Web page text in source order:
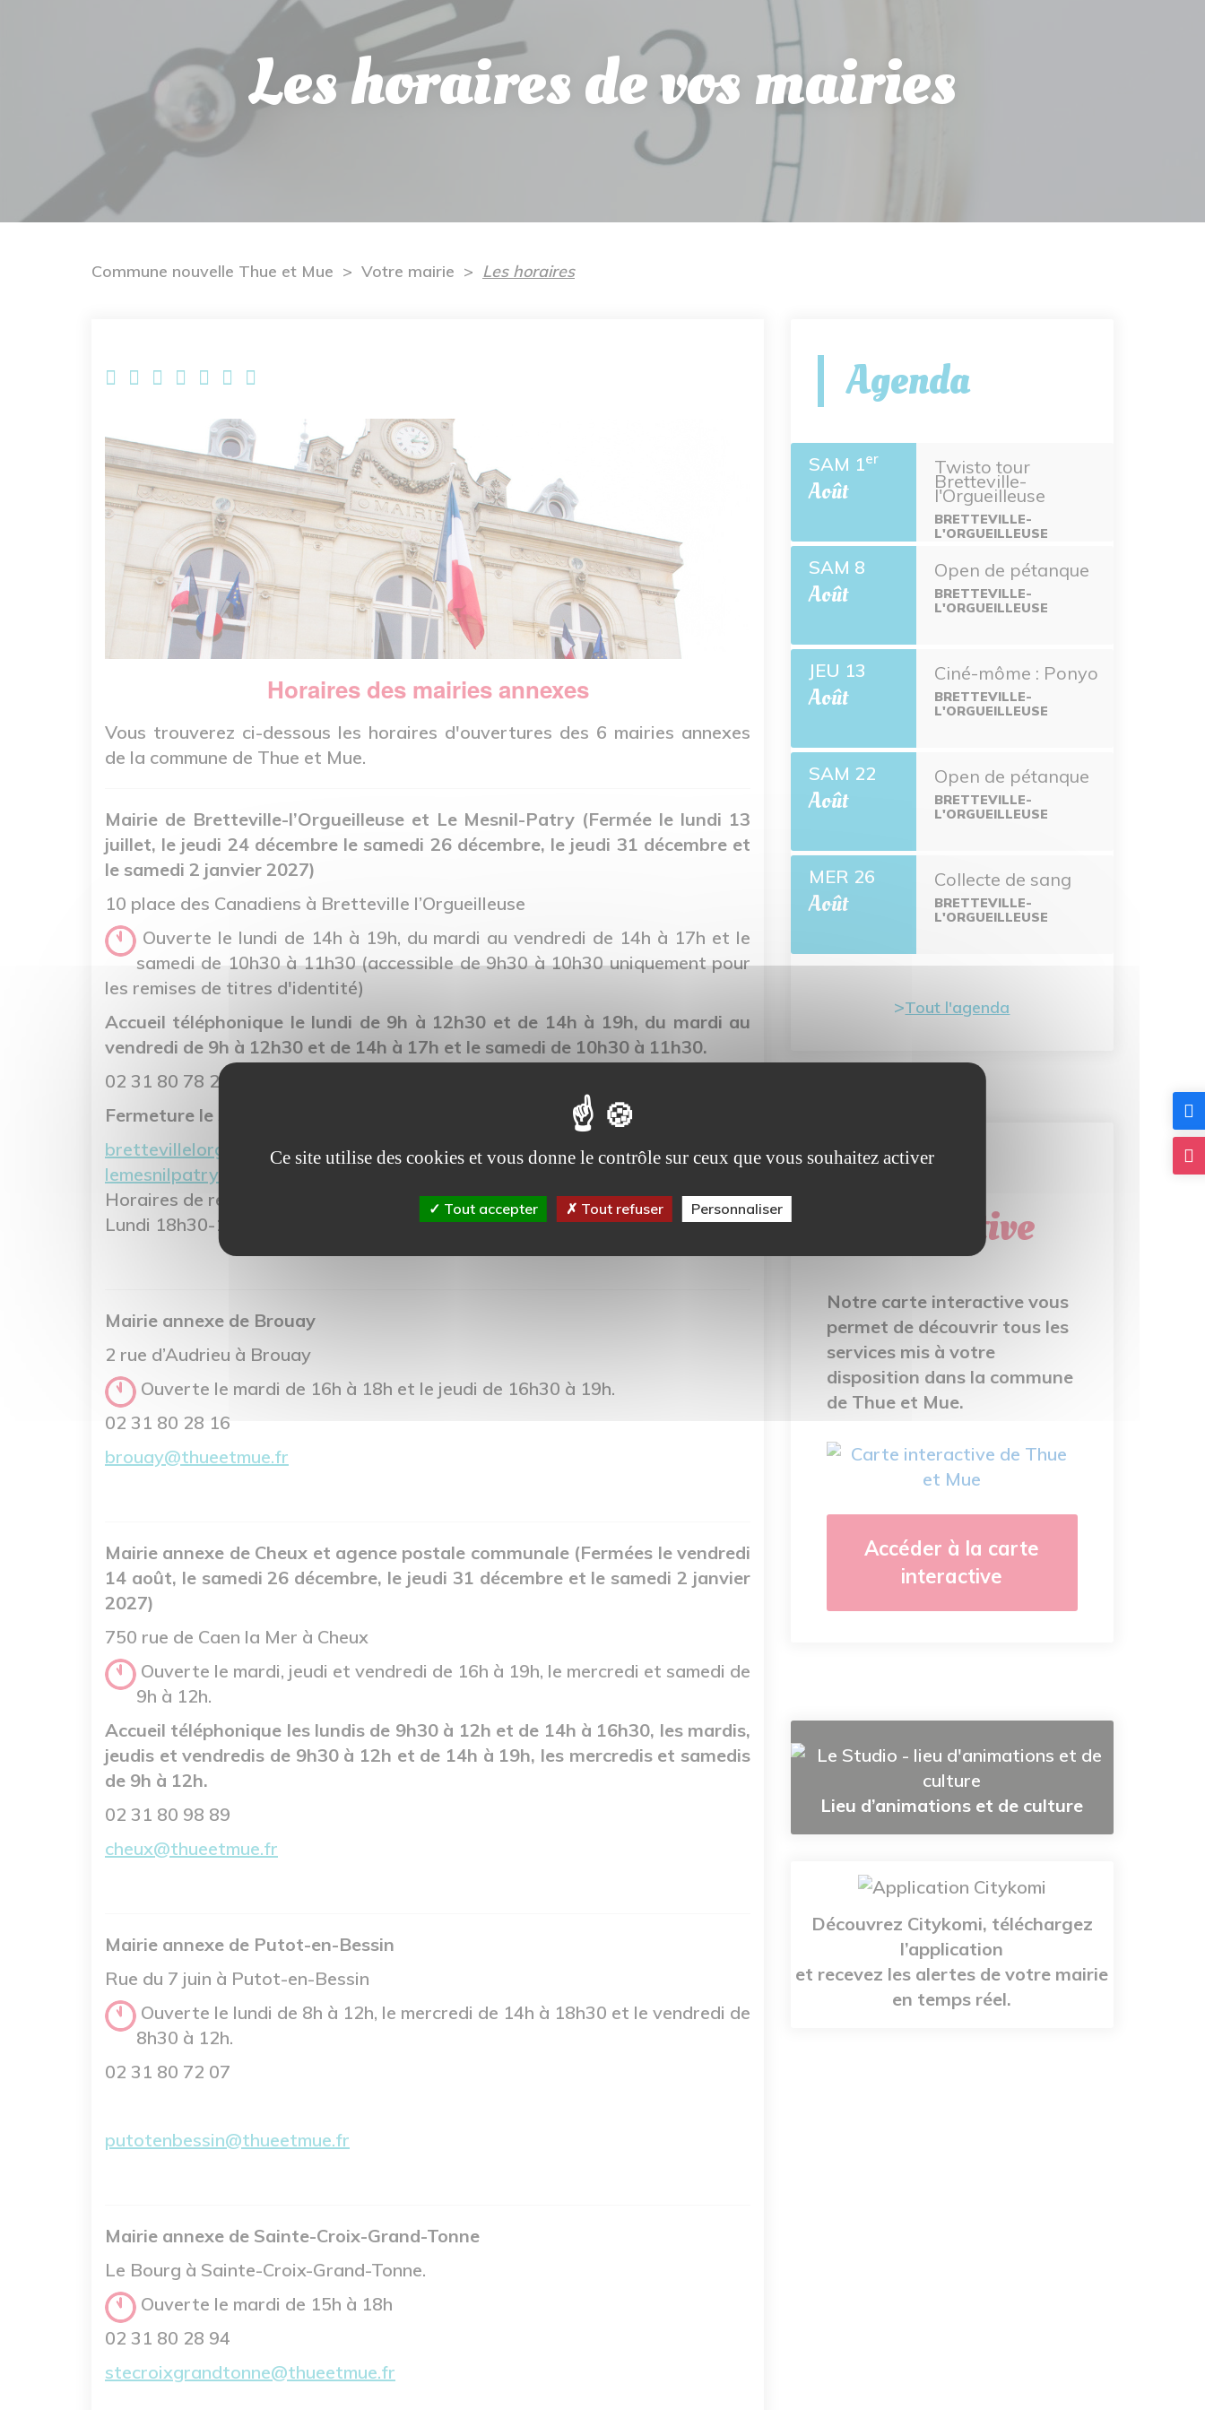
Les horaires de vos mairies
Commune nouvelle Thue et Mue Votre mairie Les horaires
Horaires des mairies annexes
Vous trouverez ci-dessous les horaires d'ouvertures des 6 mairies annexes
de la commune de Thue et Mue.
Mairie de Bretteville-l’Orgueilleuse et Le Mesnil-Patry (Fermée le lundi 13
juillet, le jeudi 24 décembre le samedi 26 décembre, le jeudi 31 décembre et
le samedi 2 janvier 2027)
10 place des Canadiens à Bretteville l’Orgueilleuse
Ouverte le lundi de 14h à 19h, du mardi au vendredi de 14h à 17h et le
samedi de 10h30 à 11h30 (accessible de 9h30 à 10h30 uniquement pour
les remises de titres d'identité)
Accueil téléphonique le lundi de9h à 12h30 et de 14h à 19h, du mardi au
vendredi de 9h à 12h30 et de 14h à 17h et le samedi de 10h30 à 11h30.
02 31 80 78 25
Fermeture le samedi du 11 juillet 2026 au 22 août 2026.
brettevillelorg@thueetmue.fr
lemesnilpatry@thueetmue.fr
Horaires de remise des titres d'identité (sans rendez-vous) :
Lundi 18h30-19h, du mardi au vendredi 16h30-17h et le samedi 9h30-10h30
Mairie annexe de Brouay
2 rue d’Audrieu à Brouay
Ouverte le mardi de 16h à 18h et le jeudi de 16h30 à 19h.
02 31 80 28 16
brouay@thueetmue.fr
Mairie annexe de Cheux et agence postale communale (Fermées le vendredi
14 août, le samedi 26 décembre, le jeudi 31 décembre et le samedi 2 janvier
2027)
750 rue de Caen la Mer à Cheux
Ouverte le mardi, jeudi et vendredi de 16h à 19h, le mercredi et samedi de
9h à 12h.
Accueil téléphonique les lundis de 9h30 à 12h et de 14h à 16h30, les mardis,
jeudis et vendredis de 9h30 à 12h et de 14h à 19h, les mercredis et samedis
de 9h à 12h.
02 31 80 98 89
cheux@thueetmue.fr
Mairie annexe de Putot-en-Bessin
Rue du 7 juin à Putot-en-Bessin
Ouverte le lundi de 8h à 12h, le mercredi de 14h à 18h30 et le vendredi de
8h30 à 12h.
02 31 80 72 07
putotenbessin@thueetmue.fr
Mairie annexe de Sainte-Croix-Grand-Tonne
Le Bourg à Sainte-Croix-Grand-Tonne.
Ouverte le mardi de 15h à 18h
02 31 80 28 94
stecroixgrandtonne@thueetmue.fr
Agenda
SAM 1er
Août
Twisto tour
Bretteville-
l'Orgueilleuse
BRETTEVILLE-
L'ORGUEILLEUSE
SAM 8
Août
Open de pétanque
BRETTEVILLE-
L'ORGUEILLEUSE
JEU 13
Août
Ciné-môme : Ponyo
BRETTEVILLE-
L'ORGUEILLEUSE
SAM 22
Août
Open de pétanque
BRETTEVILLE-
L'ORGUEILLEUSE
MER 26
Août
Collecte de sang
BRETTEVILLE-
L'ORGUEILLEUSE
Tout l'agenda
interactive
Notre carte interactive vous
permet de découvrir tous les
services mis à votre
disposition dans la commune
de Thue et Mue.
Accéder à la carte
interactive
Lieu d’animations et de culture
Découvrez Citykomi, téléchargez
l’application
et recevez les alertes de votre mairie
en temps réel.
Ce site utilise des cookies et vous donne le contrôle sur ceux que vous souhaitez activer
Tout accepter Tout refuser Personnaliser